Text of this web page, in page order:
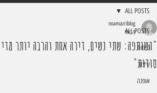
ALL POSTS
טיפוח
עיצוב
אופנה
ALL POSTS
"השותפה: שתי נשים, דירה אחת והרבה יותר מדי
סודות"
noamazriblog
9 ביולי